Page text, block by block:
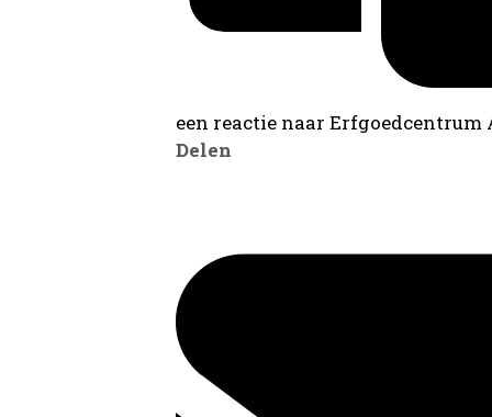
een reactie naar
Delen